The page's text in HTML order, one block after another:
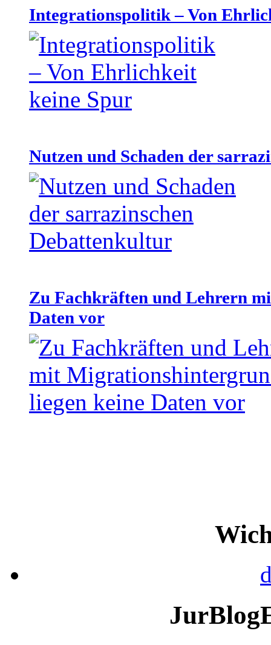
Integrationspolitik – Von
Nutzen und Schaden der
Zu Fachkräften und Lehrern
Daten vor
JurBlog